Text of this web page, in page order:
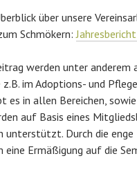
über unsere
Schmökern:
werden unter anderem
z.B. im Adoptions- und
es in allen Bereichen,
auf Basis eines
Durch die enge
Ermäßigung auf die